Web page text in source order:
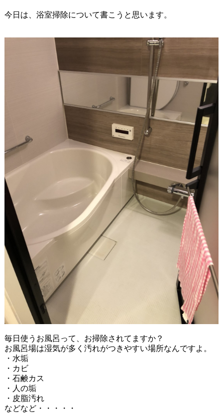
今日は、浴室掃除について書こうと思います。
毎日使うお風呂って、お掃除されてますか？
お風呂場は湿気が多く汚れがつきやすい場所なんですよ。
・水垢
・カビ
・石鹸カス
・人の垢
・皮脂汚れ
などなど・・・・・